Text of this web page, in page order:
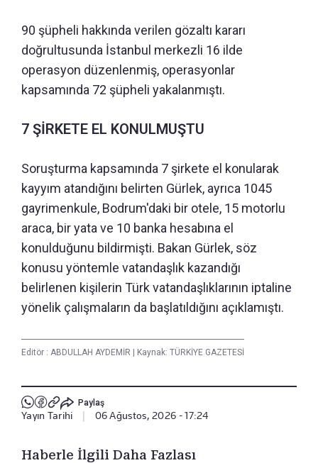
90 şüpheli hakkında verilen gözaltı kararı
doğrultusunda İstanbul merkezli 16 ilde
operasyon düzenlenmiş, operasyonlar
kapsamında 72 şüpheli yakalanmıştı.
7 ŞİRKETE EL KONULMUŞTU
Soruşturma kapsamında 7 şirkete el konularak
kayyım atandığını belirten Gürlek, ayrıca 1045
gayrimenkule, Bodrum'daki bir otele, 15 motorlu
araca, bir yata ve 10 banka hesabına el
konulduğunu bildirmişti. Bakan Gürlek, söz
konusu yöntemle vatandaşlık kazandığı
belirlenen kişilerin Türk vatandaşlıklarının iptaline
yönelik çalışmaların da başlatıldığını açıklamıştı.
Editör : ABDULLAH AYDEMİR | Kaynak: TÜRKİYE GAZETESİ
Paylaş
Yayın Tarihi 06 Ağustos, 2026 - 17:24
Haberle İlgili Daha Fazlası